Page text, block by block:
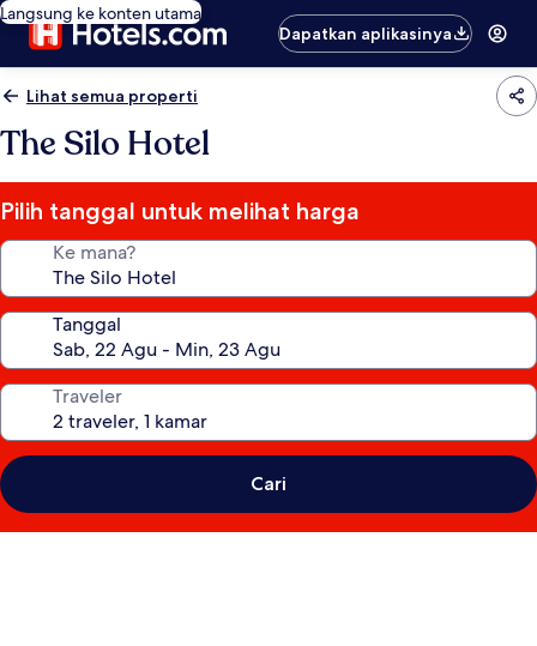
Langsung ke konten utama
Dapatkan aplikasinya
Lihat semua properti
The Silo Hotel
Pilih tanggal untuk melihat harga
Ke mana?
Tanggal
Traveler
Cari